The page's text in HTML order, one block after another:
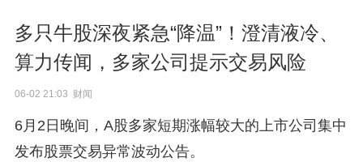
多只牛股深夜紧急“降温”！澄清液冷、
算力传闻，多家公司提示交易风险
06-02 21:03 财闻
6月2日晚间，A股多家短期涨幅较大的上市公司集中
发布股票交易异常波动公告。